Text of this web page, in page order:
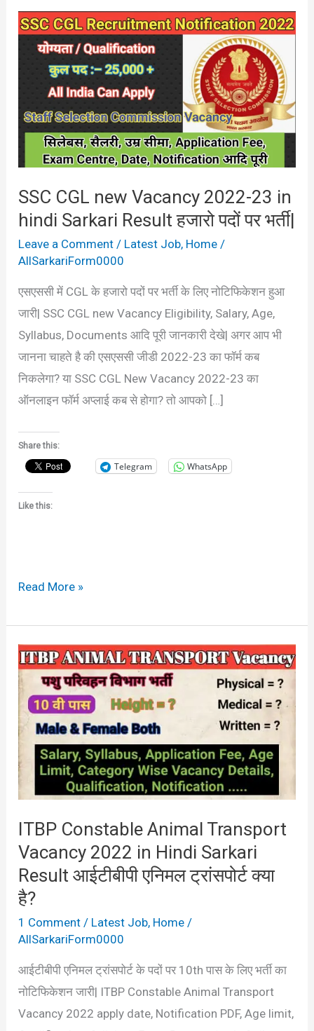
SSC CGL new Vacancy 2022-23 in
hindi Sarkari Result हजारो पदों पर भर्ती|
Leave a Comment / Latest Job, Home /
AllSarkariForm0000
एसएससी में CGL के हजारो पदों पर भर्ती के लिए नोटिफिकेशन हुआ
जारी| SSC CGL new Vacancy Eligibility, Salary, Age,
Syllabus, Documents आदि पूरी जानकारी देखे| अगर आप भी
जानना चाहते है की एसएससी जीडी 2022-23 का फॉर्म कब
निकलेगा? या SSC CGL New Vacancy 2022-23 का
ऑनलाइन फॉर्म अप्लाई कब से होगा? तो आपको […]
Share this:
Telegram WhatsApp
Like this:
SSC
CGL
Vacancy
2022-
23
Sarkari
Result
हजारो
पदों
भर्ती|
Read More »
ITBP Constable Animal Transport
Vacancy 2022 in Hindi Sarkari
Result आईटीबीपी एनिमल ट्रांसपोर्ट क्या
है?
1 Comment / Latest Job, Home /
AllSarkariForm0000
आईटीबीपी एनिमल ट्रांसपोर्ट के पदों पर 10th पास के लिए भर्ती का
नोटिफिकेशन जारी| ITBP Constable Animal Transport
Vacancy 2022 apply date, Notification PDF, Age limit,
ITBP
Constable
Animal
Transport
Vacancy
2022
in
Sarkari
Result
आईटीबीपी
एनिमल
क्या